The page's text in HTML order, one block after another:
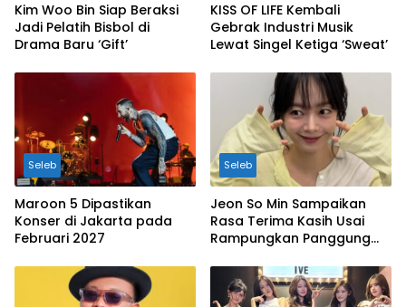
Kim Woo Bin Siap Beraksi
Jadi Pelatih Bisbol di
Drama Baru ‘Gift’
KISS OF LIFE Kembali
Gebrak Industri Musik
Lewat Singel Ketiga ‘Sweat’
Seleb
Maroon 5 Dipastikan
Konser di Jakarta pada
Februari 2027
Seleb
Jeon So Min Sampaikan
Rasa Terima Kasih Usai
Rampungkan Panggung